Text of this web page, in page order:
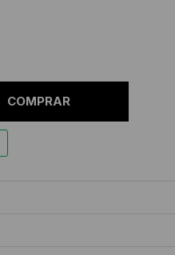
COMPRAR